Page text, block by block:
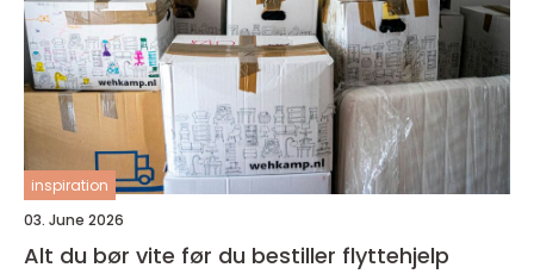
inspiration
03. June 2026
Alt du bør vite før du bestiller flyttehjelp